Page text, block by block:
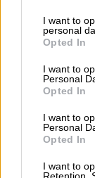
not limited to
grant or deny
use your data
consent section.
I want to
personal
Opted In
I want to
Personal
Opted In
I want to
Personal
Opted In
I want to
Retention,
Κόσμος|
(vid)
Οι πρώτες